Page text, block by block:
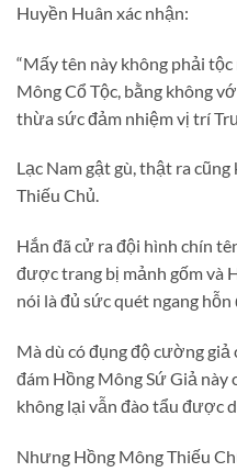
Huyền Huân xác nhận:
“Mấy tên này không phải
Mông Cổ Tộc, bằng không
thừa sức đảm nhiệm vị trí
Lạc Nam gật gù, thật ra
Thiếu Chủ.
Hắn đã cử ra đội hình chín
được trang bị mảnh gốm và
nói là đủ sức quét ngang
Mà dù có đụng độ cường giả
đám Hồng Mông Sứ Giả này
không lại vẫn đào tẩu được
Nhưng Hồng Mông Thiếu